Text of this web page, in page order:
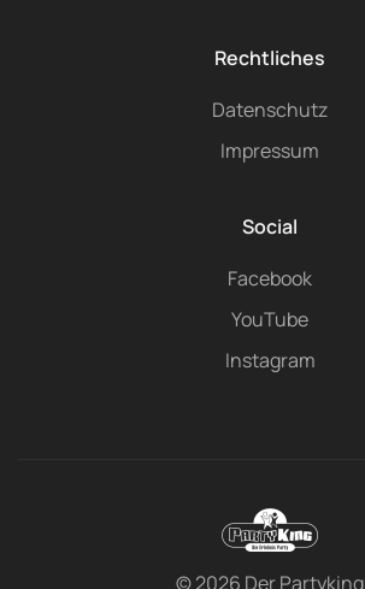
Rechtliches
Datenschutz
Impressum
Social
Facebook
YouTube
Instagram
©2026 Der Partyking